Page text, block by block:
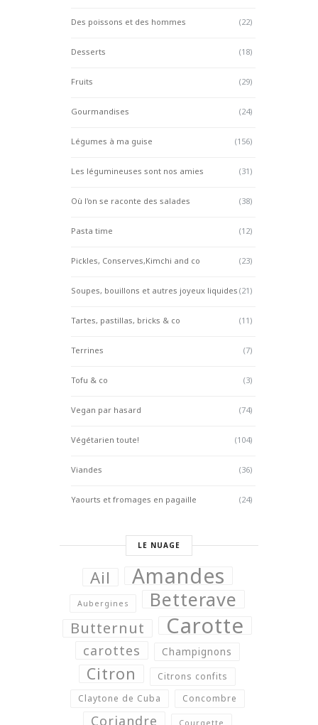
Des poissons et des hommes (22)
Desserts (18)
Fruits (29)
Gourmandises (24)
Légumes à ma guise (156)
Les légumineuses sont nos amies (31)
Où l'on se raconte des salades (38)
Pasta time (12)
Pickles, Conserves,Kimchi and co (23)
Soupes, bouillons et autres joyeux liquides (21)
Tartes, pastillas, bricks & co (11)
Terrines (7)
Tofu & co (3)
Vegan par hasard (74)
Végétarien toute! (104)
Viandes (36)
Yaourts et fromages en pagaille (24)
LE NUAGE
Ail Amandes
Aubergines Betterave
Butternut Carotte
carottes Champignons
Citron
Citrons confits
Claytone de Cuba
Concombre
Coriandre Courgette